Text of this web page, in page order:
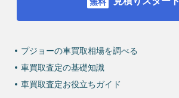
プジョーの車買取相場を調べる
車買取査定の基礎知識
車買取査定お役立ちガイド